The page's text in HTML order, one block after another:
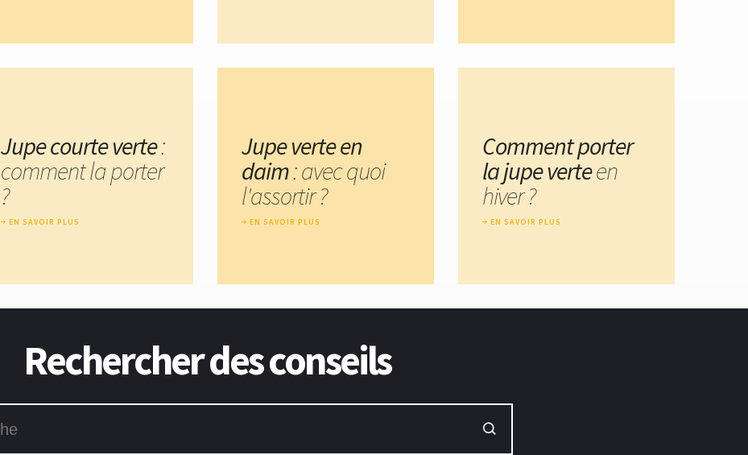
Jupe courte verte:
comment la porter
?
EN SAVOIR PLUS
Jupe verte en
daim: avec quoi
l'assortir ?
EN SAVOIR PLUS
Comment porter
la jupe verteen
hiver ?
EN SAVOIR PLUS
Rechercher des conseils